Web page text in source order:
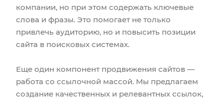
компании, но при этом содержать ключевые
слова и фразы. Это помогает не только
привлечь аудиторию, но и повысить позиции
сайта в поисковых системах.
Еще один компонент продвижения сайтов —
работа со ссылочной массой. Мы предлагаем
создание качественных и релевантных ссылок,